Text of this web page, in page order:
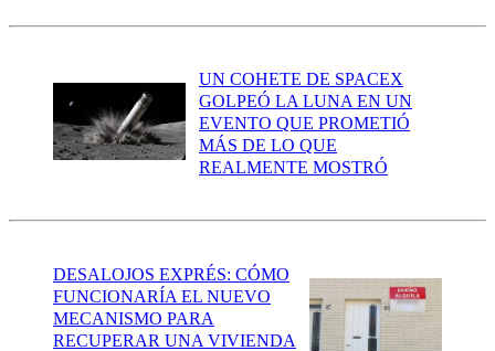
UN COHETE DE SPACEX
GOLPEÓ LA LUNA EN UN
EVENTO QUE PROMETIÓ
MÁS DE LO QUE
REALMENTE MOSTRÓ
DESALOJOS EXPRÉS: CÓMO
FUNCIONARÍA EL NUEVO
MECANISMO PARA
RECUPERAR UNA VIVIENDA